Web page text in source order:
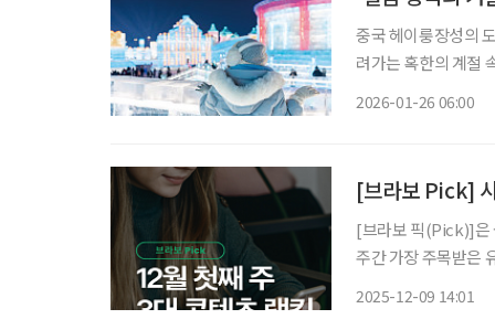
중국 헤이룽장성의
려가는 혹한의 계절
2026-01-26 06:00
[브라보 Pick]
[브라보 픽(Pick)]은
주간 가장 주목받은
2025-12-09 14:01